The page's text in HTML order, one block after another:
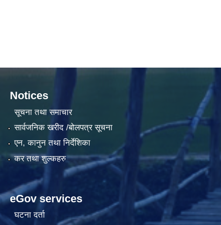
Notices
सूचना तथा समाचार
सार्वजनिक खरीद /बोलपत्र सूचना
एन, कानुन तथा निर्देशिका
कर तथा शुल्कहरु
eGov services
घटना दर्ता